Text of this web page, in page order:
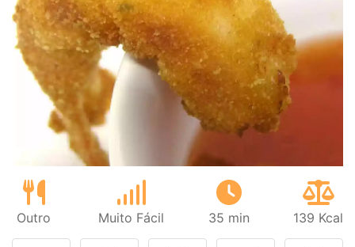
Outro Muito Fácil 35 min 139 Kcal